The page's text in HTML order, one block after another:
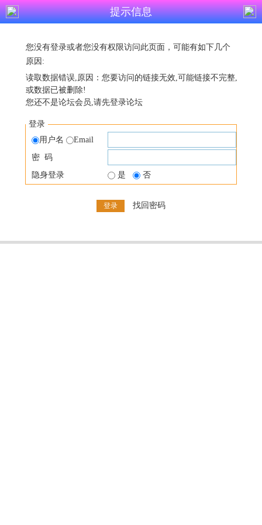
提示信息
您没有登录或者您没有权限访问此页面，可能有如下几个
原因:
读取数据错误,原因：您要访问的链接无效,可能链接不完整,
或数据已被删除!
您还不是论坛会员,请先登录论坛
登录
用户名
Email
密 码
隐身登录
是 否
找回密码